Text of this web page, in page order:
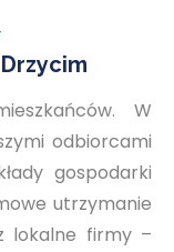
W
odbiorcami
gospodarki
utrzymanie
lokalne firmy –